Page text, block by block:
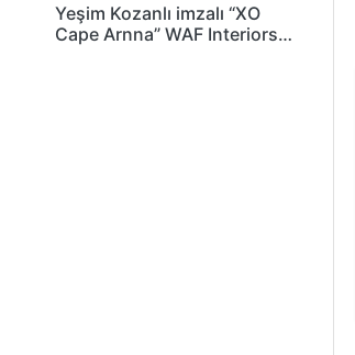
Yeşim Kozanlı imzalı “XO
Cape Arnna” WAF Interiors…